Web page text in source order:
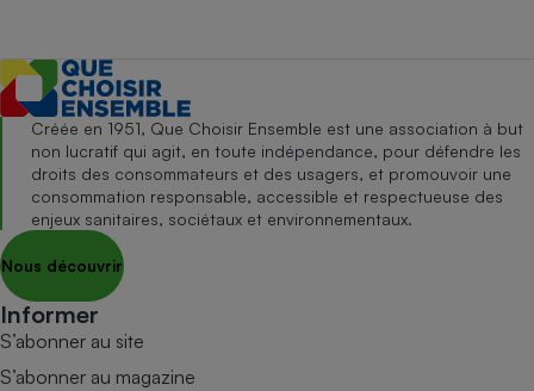
Créée en 1951, Que Choisir Ensemble est une association à but
non lucratif qui agit, en toute indépendance, pour défendre les
droits des consommateurs et des usagers, et promouvoir une
consommation responsable, accessible et respectueuse des
enjeux sanitaires, sociétaux et environnementaux.
Nous découvrir
Informer
S’abonner au site
S’abonner au magazine